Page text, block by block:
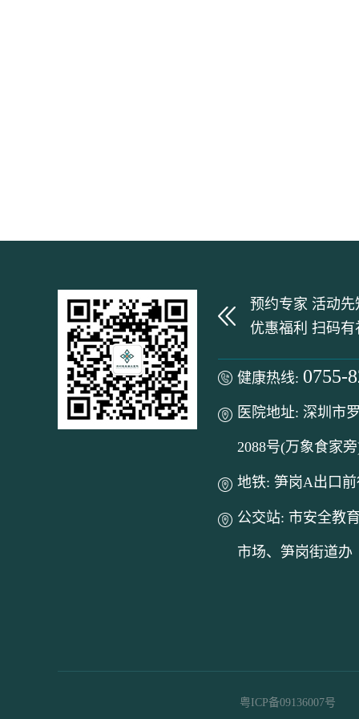
预约专家 活动先
优惠福利 扫码有
健康热线: 0755-
医院地址: 深圳市
2088号(万象食家
地铁: 笋岗A出口前
公交站: 市安全教
市场、笋岗街道办
粤ICP备09136007号